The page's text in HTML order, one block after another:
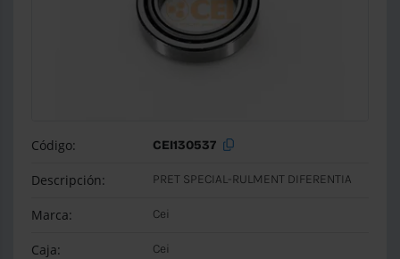
Código: CEI130537
Descripción: PRET SPECIAL-RULMENT DIFERENTIA
Marca: Cei
Caja: Cei